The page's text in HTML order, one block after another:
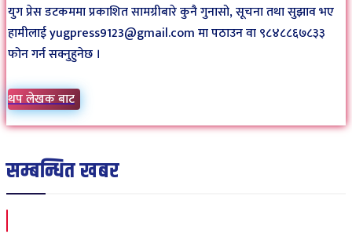
युग प्रेस डटकममा प्रकाशित सामग्रीबारे कुनै गुनासो, सूचना तथा सुझाव भए
हामीलाई yugpress9123@gmail.com मा पठाउन वा ९८४८८६७८३३
फोन गर्न सक्नुहुनेछ ।
थप लेखक बाट
सम्बन्धित खबर